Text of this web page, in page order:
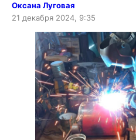
Оксана Луговая
21 декабря 2024, 9:35